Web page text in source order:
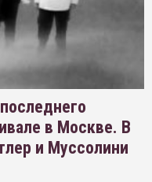
в Москве. В
и Муссолини